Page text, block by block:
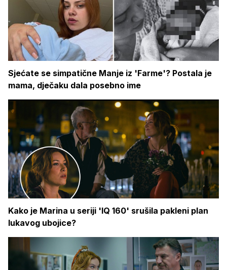
Sjećate se simpatične Manje iz 'Farme'? Postala je
mama, dječaku dala posebno ime
Kako je Marina u seriji 'IQ 160' srušila pakleni plan
lukavog ubojice?